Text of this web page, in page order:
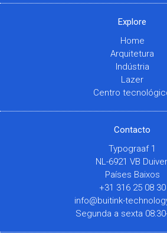
Explore
Home
Arquitetura
Indústria
Lazer
Centro
Contacto
Typograaf 1
NL-6921 VB
Países Baixos
+31 316 25 08 30
info@buitink-
Segunda a sexta